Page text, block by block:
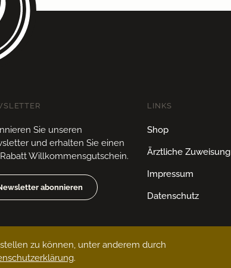
Sie unseren
und erhalten Sie einen
Rabatt Willkommensgutschein.
abonnieren
LINKS
Shop
Ärztliche Zuweisung
Impressum
Datenschutz
zu können, unter anderem durch
.